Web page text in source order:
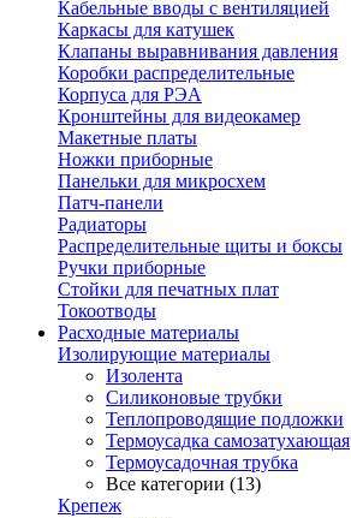
Кабельные вводы с вентиляцией
Каркасы для катушек
Клапаны выравнивания давления
Коробки распределительные
Корпуса для РЭА
Кронштейны для видеокамер
Макетные платы
Ножки приборные
Панельки для микросхем
Патч-панели
Радиаторы
Распределительные щиты и боксы
Ручки приборные
Стойки для печатных плат
Токоотводы
Расходные материалы
Изолирующие материалы
Изолента
Силиконовые трубки
Теплопроводящие подложки
Термоусадка самозатухающая
Термоусадочная трубка
Все категории (13)
Крепеж